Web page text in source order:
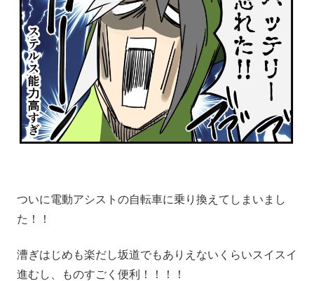
ついに電動アシストの自転車に乗り換えてしまいまし
た！！
漕ぎはじめも楽だし坂道でもありえないくらいスイスイ
進むし、ものすごく便利！！！！